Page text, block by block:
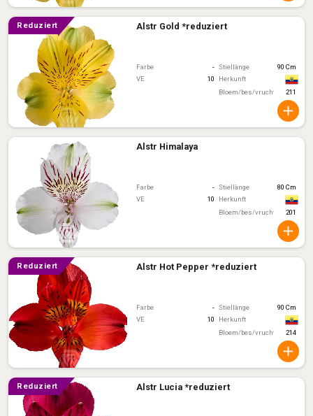
reduziert Alstr Gold *reduziert
Farbe - Stiellänge
90 Cm
VE
10
Herkunft
Bloem/bes/vruchtkleur211
Alstr Himalaya
Farbe - Stiellänge
80 Cm
VE
10
Herkunft
Bloem/bes/vruchtkleur201
reduziert Alstr Hot Pepper *reduziert
Farbe - Stiellänge
90 Cm
VE
10
Herkunft
Bloem/bes/vruchtkleur214
reduziert Alstr Lucia *reduziert